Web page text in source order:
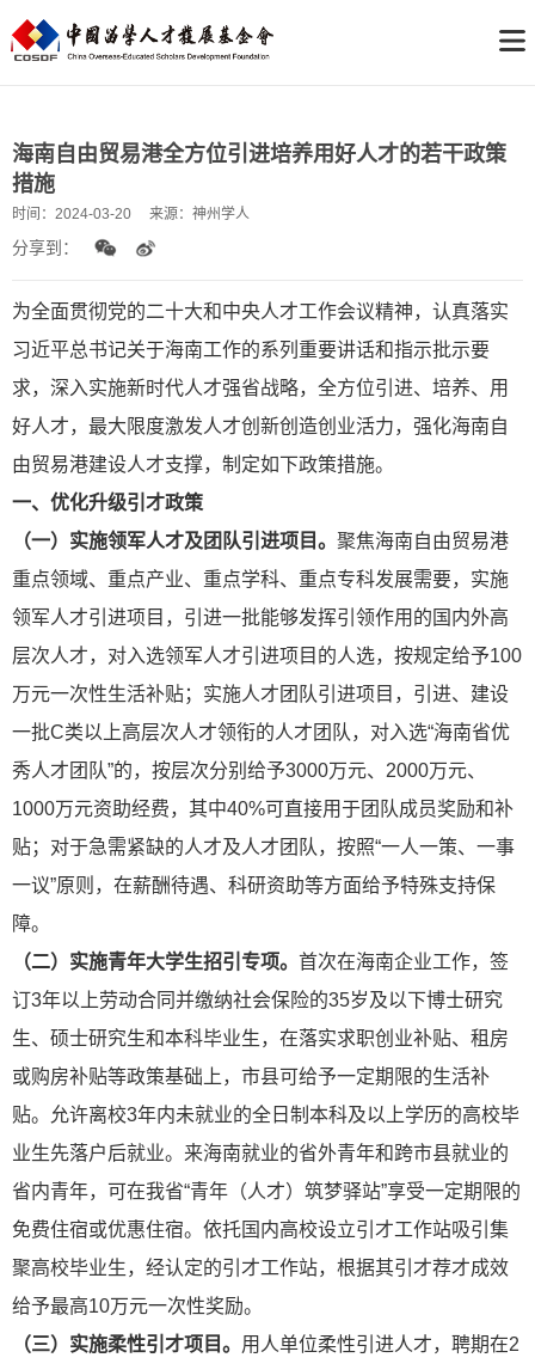
海南自由贸易港全方位引进培养用好人才的若干政策
措施
时间： 2024-03-20 来源： 神州学人
分享到：
为全面贯彻党的二十大和中央人才工作会议精神，认真落实
习近平总书记关于海南工作的系列重要讲话和指示批示要
求，深入实施新时代人才强省战略，全方位引进、培养、用
好人才，最大限度激发人才创新创造创业活力，强化海南自
由贸易港建设人才支撑，制定如下政策措施。
一、优化升级引才政策
（一）实施领军人才及团队引进项目。 聚焦海南自由贸易港
重点领域、重点产业、重点学科、重点专科发展需要，实施
领军人才引进项目，引进一批能够发挥引领作用的国内外高
层次人才，对入选领军人才引进项目的人选，按规定给予100
万元一次性生活补贴；实施人才团队引进项目，引进、建设
一批C类以上高层次人才领衔的人才团队，对入选“海南省优
秀人才团队”的，按层次分别给予3000万元、2000万元、
1000万元资助经费，其中40%可直接用于团队成员奖励和补
贴；对于急需紧缺的人才及人才团队，按照“一人一策、一事
一议”原则，在薪酬待遇、科研资助等方面给予特殊支持保
障。
（二）实施青年大学生招引专项。 首次在海南企业工作，签
订3年以上劳动合同并缴纳社会保险的35岁及以下博士研究
生、硕士研究生和本科毕业生，在落实求职创业补贴、租房
或购房补贴等政策基础上，市县可给予一定期限的生活补
贴。允许离校3年内未就业的全日制本科及以上学历的高校毕
业生先落户后就业。来海南就业的省外青年和跨市县就业的
省内青年，可在我省“青年（人才）筑梦驿站”享受一定期限的
免费住宿或优惠住宿。依托国内高校设立引才工作站吸引集
聚高校毕业生，经认定的引才工作站，根据其引才荐才成效
给予最高10万元一次性奖励。
（三）实施柔性引才项目。 用人单位柔性引进人才，聘期在2